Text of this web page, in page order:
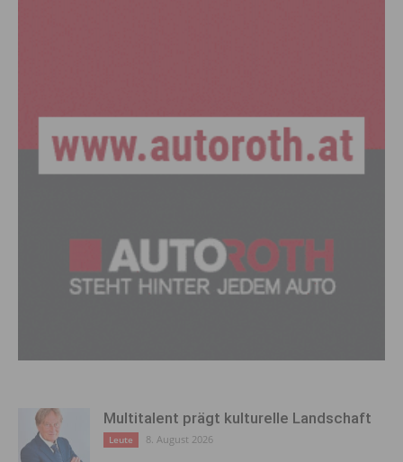
Multitalent prägt kulturelle Landschaft
Leute 8. August 2026